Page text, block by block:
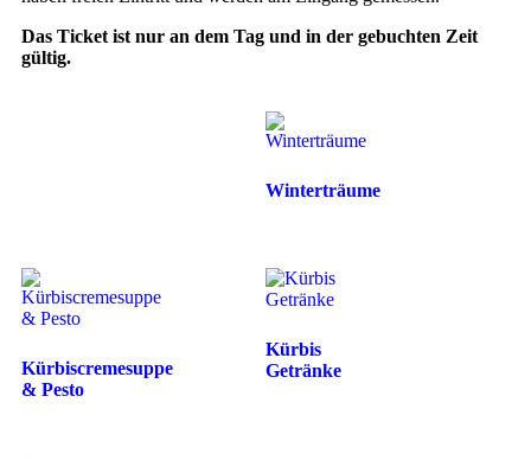
Das Ticket ist nur an dem Tag und in der gebuchten Zeit
gültig.
Winterträume
Kürbiscremesuppe
& Pesto
Kürbis
Getränke